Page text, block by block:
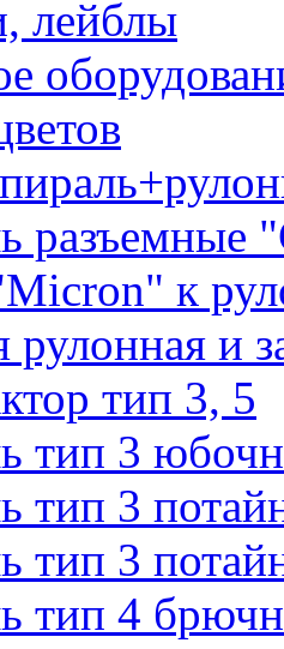
лейблы
разъемные
к
и
тип 3, 5
тип 3
тип 3
тип 3
тип 4